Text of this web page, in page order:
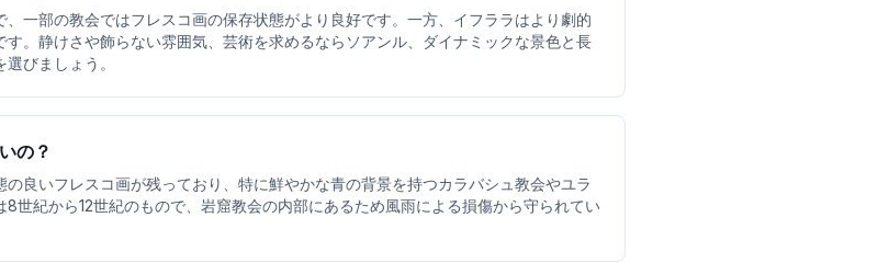
一部の教会ではフレスコ画の保存状態がより良好です。一方、イフララはより劇的
。静けさや飾らない雰囲気、芸術を求めるならソアンル、ダイナミックな景色と長
びましょう。
の？
良いフレスコ画が残っており、特に鮮やかな青の背景を持つカラバシュ教会やユラ
世紀から12世紀のもので、岩窟教会の内部にあるため風雨による損傷から守られてい